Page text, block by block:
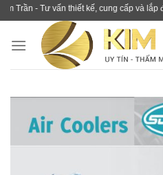
Skip
content
vấn thiết kế, cung cấp và lắp đặt, sửa